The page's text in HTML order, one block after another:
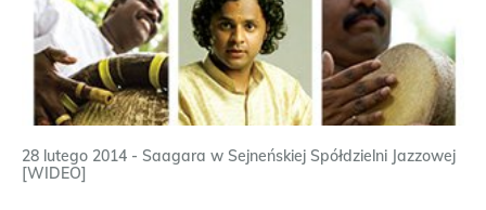
28 lutego 2014 - Saagara w Sejneńskiej Spółdzielni Jazzowej
[WIDEO]